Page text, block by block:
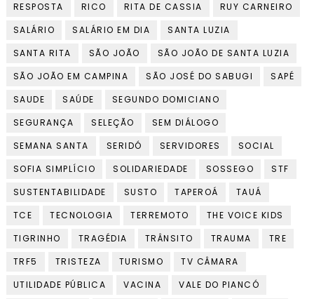
RESPOSTA
RICO RITA DE CASSIA
RUY CARNEIRO
SALÁRIO
SALÁRIO EM DIA
SANTA LUZIA
SANTA RITA
SÃO JOÃO
SÃO JOÃO DE SANTA LUZIA
SÃO JOÃO EM CAMPINA
SÃO JOSÉ DO SABUGI
SAPÉ
SAUDE
SAÚDE
SEGUNDO DOMICIANO
SEGURANÇA
SELEÇÃO
SEM DIÁLOGO
SEMANA SANTA
SERIDÓ SERVIDORES
SOCIAL
SOFIA SIMPLÍCIO
SOLIDARIEDADE SOSSEGO
STF
SUSTENTABILIDADE
SUSTO TAPEROÁ
TAUÁ
TCE
TECNOLOGIA TERREMOTO
THE VOICE KIDS
TIGRINHO
TRAGÉDIA TRÂNSITO TRAUMA
TRE
TRF5
TRISTEZA TURISMO
TV CÂMARA
UTILIDADE PÚBLICA
VACINA VALE DO PIANCÓ